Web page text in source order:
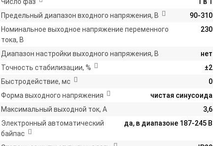
Предельный диапазон входного напряжения, В
90-310
Номинальное выходное напряжение переменного
тока, В
230
Диапазон настройки выходного напряжения, В
нет
Точность стабилизации, %
±2
Быстродействие, мс
0
Форма выходного напряжения
чистая синусоида
Максимальный выходной ток, А
3,6
Электронный автоматический
байпас
да, в диапазоне 187-245 В